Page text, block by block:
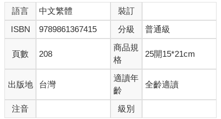
於是，我緊急開設「想做的事」講座，幫助大家找到「想做的副
業」，而幾乎所有人都因此找到了「想做的事」。那時使用的工
具就是「便利貼」。
只要使用便利貼，就一定能夠找到「想做的事」。
你是否有過將貼紙或便利貼「啪」地貼上，就莫名地感到愉快、
便利貼能夠為人生帶來戲劇性轉變的祕密，就隱藏在「這裡」。
語言 中文繁體
裝訂
ISBN
9789861367415 分級 普通級
頁數 208
商品規
格
25開15*21cm
出版地 台灣
適讀年
齡
全齡適讀
注音 級別